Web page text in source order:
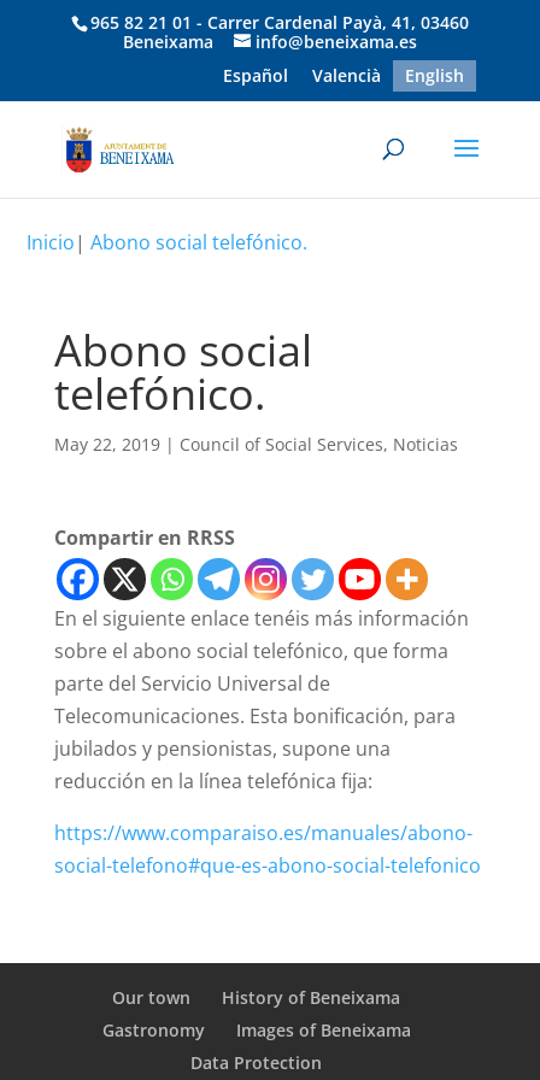
965 82 21 01 - Carrer Cardenal Payà, 41, 03460
Beneixama
info@beneixama.es
Español
Valencià English
Inicio|Abono social telefónico.
Abono social
telefónico.
May 22, 2019| Council of Social Services, Noticias
Compartir en RRSS
En el siguiente enlace tenéis más información
sobre el abono social telefónico, que forma
parte del Servicio Universal de
Telecomunicaciones. Esta bonificación, para
jubilados y pensionistas, supone una
reducción en la línea telefónica fija:
https://www.comparaiso.es/manuales/abono-
social-telefono#que-es-abono-social-telefonico
Our town
History of Beneixama
Gastronomy
Images of Beneixama
Data Protection